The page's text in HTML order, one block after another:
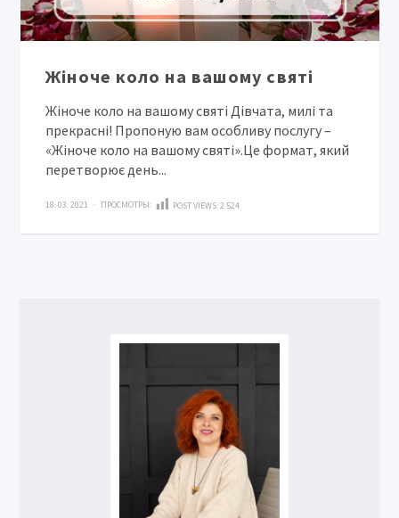
Жіноче коло на вашому святі
Жіноче коло на вашому святі Дівчата, милі та
прекрасні! Пропоную вам особливу послугу –
«Жіноче коло на вашому святі».Це формат, який
перетворює день...
18. 03. 2021 · ПРОСМОТРЫ: POST VIEWS:2 524